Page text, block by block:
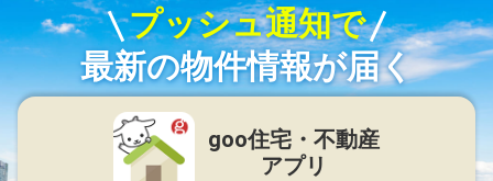
プッシュ通知で
最新の物件情報が届く
goo住宅・不動産
アプリ